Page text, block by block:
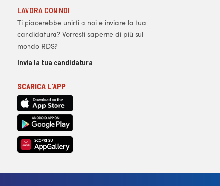
LAVORA CON NOI
Ti piacerebbe unirti a noi e inviare la tua
candidatura? Vorresti saperne di più sul
mondo RDS?
Invia la tua candidatura
SCARICA L'APP